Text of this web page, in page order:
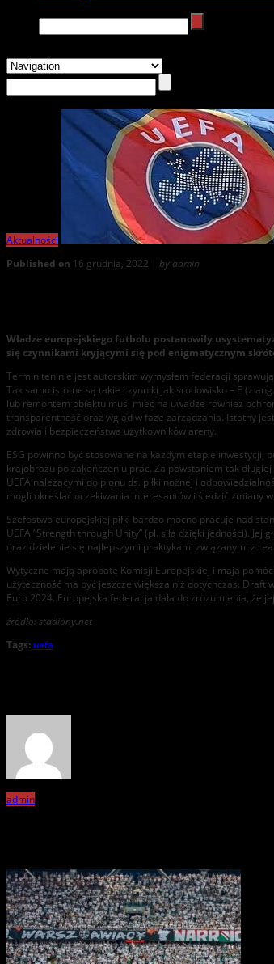
Aktualności
Published on 16 grudnia, 2022 | by admin
Władze europejskiego futbolu postanowiły
się czynnikami kryjącymi się pod enigmatycznym
Termin ten nie jest autorskim wymysłem federacji
Tak samo istotne są takie czynniki jak środowisko – E (z
lub remontem obiektu musi mieć na uwadze również
transparentność oraz wgląd w fazę zarządzania. Istotny
zdrowia i bezpieczeństwa użytkowników areny.
ESG powinno być stosowane na każdym etapie
krajobrazu po zakończeniu prac. Za powstaniem tak
UEFA należącymi do pionu ds. piłki nożnej i
mogli określać oczekiwania interesantów i śledzić zmiany
Szefostwo europejskiej piłki bardzo mocno pracuje nad
UEFA “Strength through Unity” (pl. siła dzięki jedności).
oraz dzielenie się najlepszymi praktykami związanymi z
Wytyczne mają aprobatę Komisji Europejskiej i mają
użyteczność ma być jeszcze większa niż dotychczas. Draft
Euro 2024. Europejska federacja dała do zrozumienia, że
źródło: stadiony.net
Tags: uefa
admin